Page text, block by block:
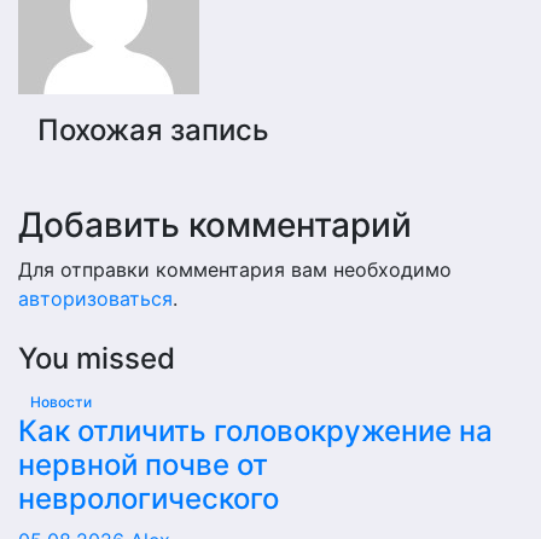
Похожая запись
Добавить комментарий
Для отправки комментария вам необходимо
авторизоваться.
You missed
Новости
Как отличить головокружение на
нервной почве от
неврологического